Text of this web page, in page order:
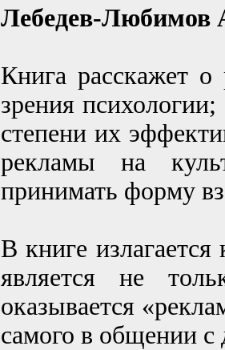
Лебедев-
Книга расскажет о
зрения
степени их
рекламы на
принимать форму
В книге
является не
оказывается
самого в общении